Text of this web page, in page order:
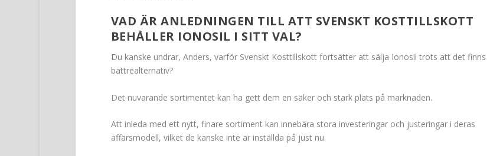
VAD ÄR ANLEDNINGEN TILL ATT SVENSKT KOSTTILLSKOTT
BEHÅLLER IONOSIL I SITT VAL?
Du kanske undrar, Anders, varför Svenskt Kosttillskott fortsätter att sälja Ionosil trots att det finns
bättrealternativ?
Det nuvarande sortimentet kan ha gett dem en säker och stark plats på marknaden.
Att inleda med ett nytt, finare sortiment kan innebära stora investeringar och justeringar i deras
affärsmodell, vilket de kanske inte är inställda på just nu.